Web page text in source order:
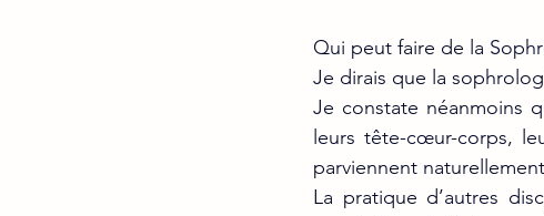
Qui peut faire de la
Je dirais que la
Je constate néanmoins
leurs tête-cœur-corps,
parviennent
La pratique d’autres